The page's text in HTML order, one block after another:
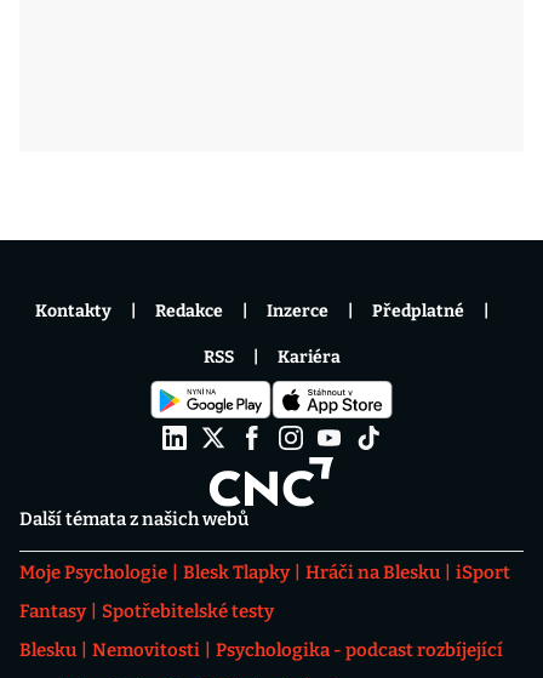
Další témata z našich webů
Moje Psychologie Blesk Tlapky Hráči na Blesku
iSport
Fantasy
Spotřebitelské testy
Blesku
Nemovitosti
Psychologika - podcast rozbíjející
Kontakty Redakce Inzerce Předplatné
RSS Kariéra